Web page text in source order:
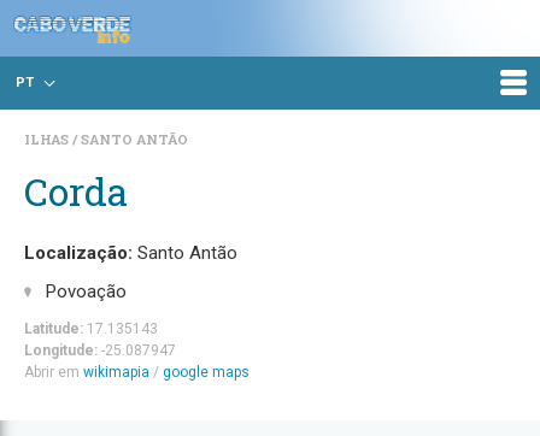
PT
ILHAS SANTO ANTÃO
Corda
Localização: Santo Antão
Povoação
Latitude: 17.135143
Longitude: -25.087947
Abrir em wikimapia / google maps